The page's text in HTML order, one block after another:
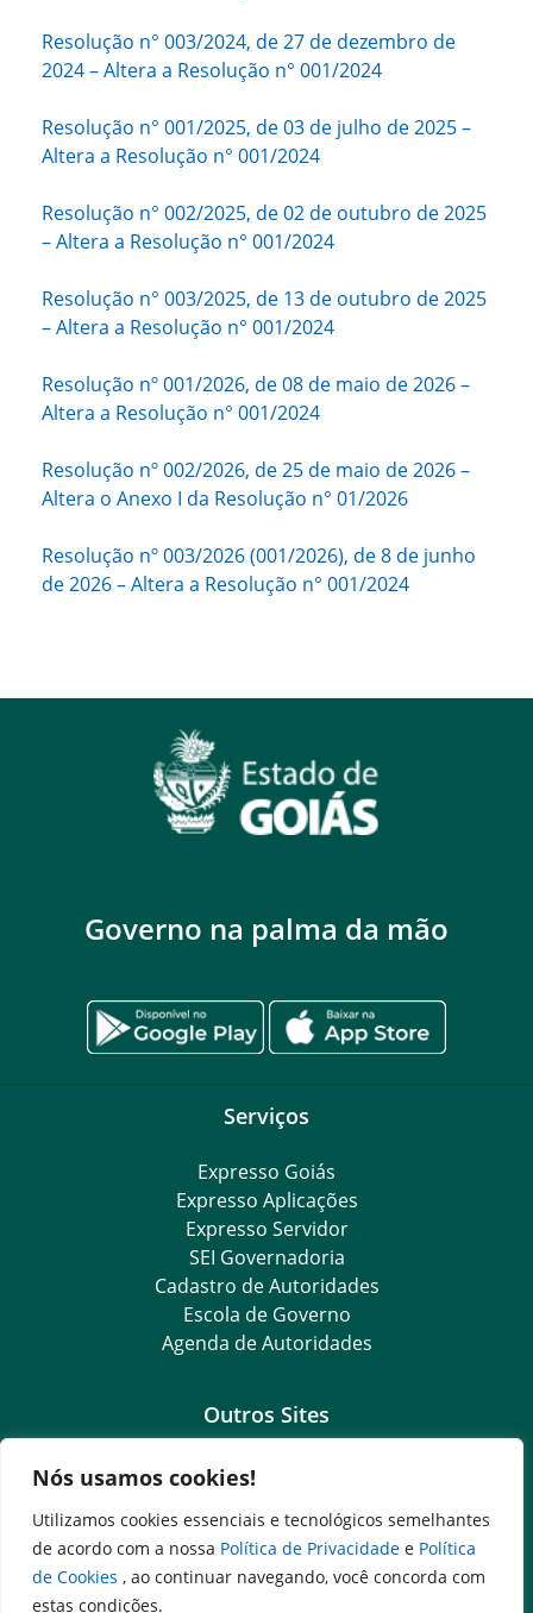
Nós usamos cookies!
Utilizamos cookies essenciais e tecnológicos semelhantes
de acordo com a nossa Política de Privacidade e Política
de Cookies , ao continuar navegando, você concorda com
estas condições.
Resolução n° 003/2024, de 27 de dezembro de
2024 – Altera a Resolução n° 001/2024
Resolução n° 001/2025, de 03 de julho de 2025 –
Altera a Resolução n° 001/2024
Resolução n° 002/2025, de 02 de outubro de 2025
– Altera a Resolução n° 001/2024
Resolução n° 003/2025, de 13 de outubro de 2025
– Altera a Resolução n° 001/2024
Resolução nº 001/2026, de 08 de maio de 2026 –
Altera a Resolução n° 001/2024
Resolução nº 002/2026, de 25 de maio de 2026 –
Altera o Anexo I da Resolução n° 01/2026
Resolução nº 003/2026 (001/2026), de 8 de junho
de 2026 – Altera a Resolução n° 001/2024
Governo na palma da mão
Serviços
Expresso Goiás
Expresso Aplicações
Expresso Servidor
SEI Governadoria
Cadastro de Autoridades
Escola de Governo
Agenda de Autoridades
Outros Sites
Governo Federal
Tribunal de Justiça do Estado de Goiás
Ministério Público do Estado de Goiás
Procuradoria-Geral do Estado de Goiás